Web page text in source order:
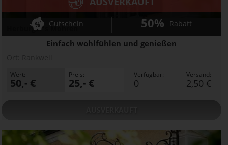
Herburger's Mohren
Einfach wohlfühlen und genießen
Gutschein 50% Rabatt
Wert:
50,- €
Preis:
25,- €
Verfügbar:
0
Versand:
2,50 €